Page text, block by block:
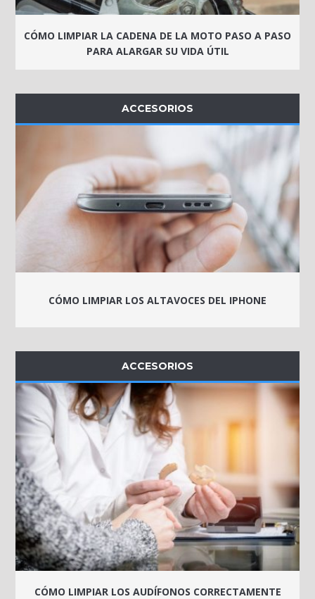
CÓMO LIMPIAR LA CADENA DE LA MOTO PASO A PASO
PARA ALARGAR SU VIDA ÚTIL
ACCESORIOS
CÓMO LIMPIAR LOS ALTAVOCES DEL IPHONE
ACCESORIOS
CÓMO LIMPIAR LOS AUDÍFONOS CORRECTAMENTE